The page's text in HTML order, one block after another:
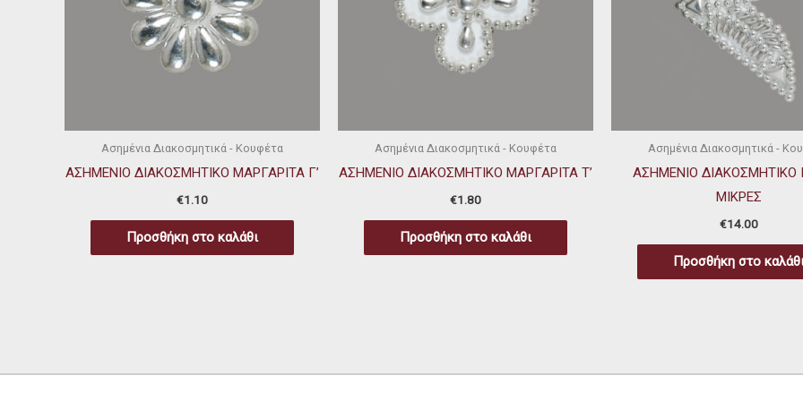
Ασημένια Διακοσμητικά - Κουφέτα
ΑΣΗΜΕΝΙΟ ΔΙΑΚΟΣΜΗΤΙΚΟ ΜΑΡΓΑΡΙΤΑ Γ’
€1.10
Προσθήκη στο καλάθι
Ασημένια Διακοσμητικά - Κουφέτα
ΑΣΗΜΕΝΙΟ ΔΙΑΚΟΣΜΗΤΙΚΟ ΜΑΡΓΑΡΙΤΑ Τ’
€1.80
Προσθήκη στο καλάθι
Ασημένια Διακοσμητικά -
ΑΣΗΜΕΝΙΟ ΔΙΑΚΟΣΜΗΤΙΚΟ
ΜΙΚΡΕΣ
€14.00
Προσθήκη στο